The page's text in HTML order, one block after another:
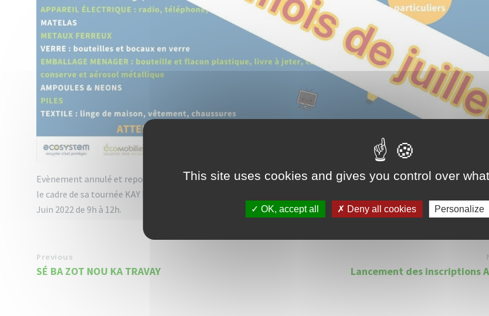
Evènement annulé et reporté en Juillet 2022 : La date sera communiquée ultérieurement. La ville vous informe,
le cadre de sa tournée KAY PWOP, l’association Entreprises et Environnement sera présente au Vauclin le mercredi
Juin 2022 de 9h à 12h.
Previous
SÉ BA ZOT NOU KA TRAVAY Lancement des inscriptions
This site uses cookies and gives you control over
OK, accept all Deny all cookies Personalize